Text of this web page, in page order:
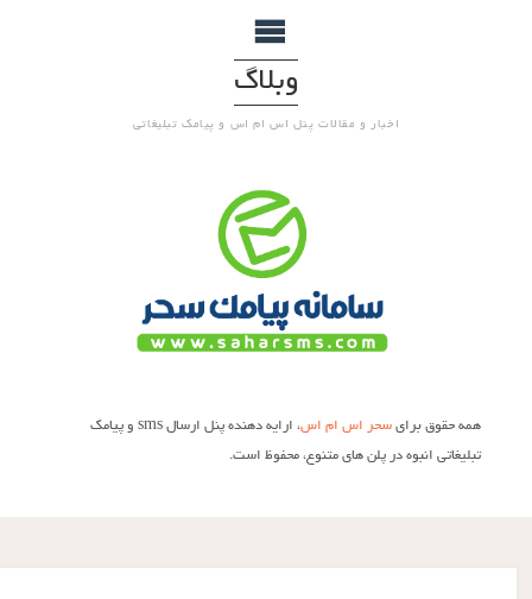
وبلاگ
اخبار و مقالات پنل اس ام اس و پیامک تبلیغاتی
همه حقوق برایسحر اس ام اس
، ارایه دهنده پنل ارسال sms و پیامک
تبلیغاتی انبوه در پلن های متنوع، محفوظ است.